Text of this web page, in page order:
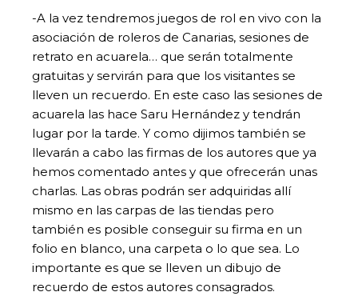
-A la vez tendremos juegos de rol en vivo con la
asociación de roleros de Canarias, sesiones de
retrato en acuarela… que serán totalmente
gratuitas y servirán para que los visitantes se
lleven un recuerdo. En este caso las sesiones de
acuarela las hace Saru Hernández y tendrán
lugar por la tarde. Y como dijimos también se
llevarán a cabo las firmas de los autores que ya
hemos comentado antes y que ofrecerán unas
charlas. Las obras podrán ser adquiridas allí
mismo en las carpas de las tiendas pero
también es posible conseguir su firma en un
folio en blanco, una carpeta o lo que sea. Lo
importante es que se lleven un dibujo de
recuerdo de estos autores consagrados.